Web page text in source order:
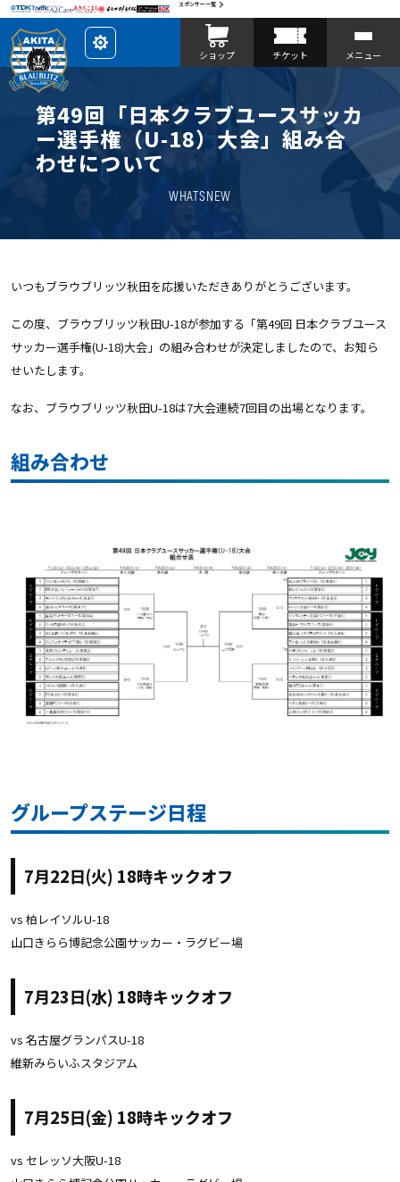
スポンサー一覧
レ
イ
ア
ス
タ
マ
イ
ズ
ショップ チケット メニュー
第49回「日本クラブユースサッカ
ー選手権（U-18）大会」組み合
わせについて
WHATSNEW
いつもブラウブリッツ秋田を応援いただきありがとうございます。
この度、ブラウブリッツ秋田U-18が参加する「第49回 日本クラブユース
サッカー選手権(U-18)大会」の組み合わせが決定しましたので、お知ら
せいたします。
なお、ブラウブリッツ秋田U-18は7大会連続7回目の出場となります。
組み合わせ
グループステージ日程
7月22日(火) 18時キックオフ
vs 柏レイソルU-18
山口きらら博記念公園サッカー・ラグビー場
7月23日(水) 18時キックオフ
vs 名古屋グランパスU-18
維新みらいふスタジアム
7月25日(金) 18時キックオフ
vs セレッソ大阪U-18